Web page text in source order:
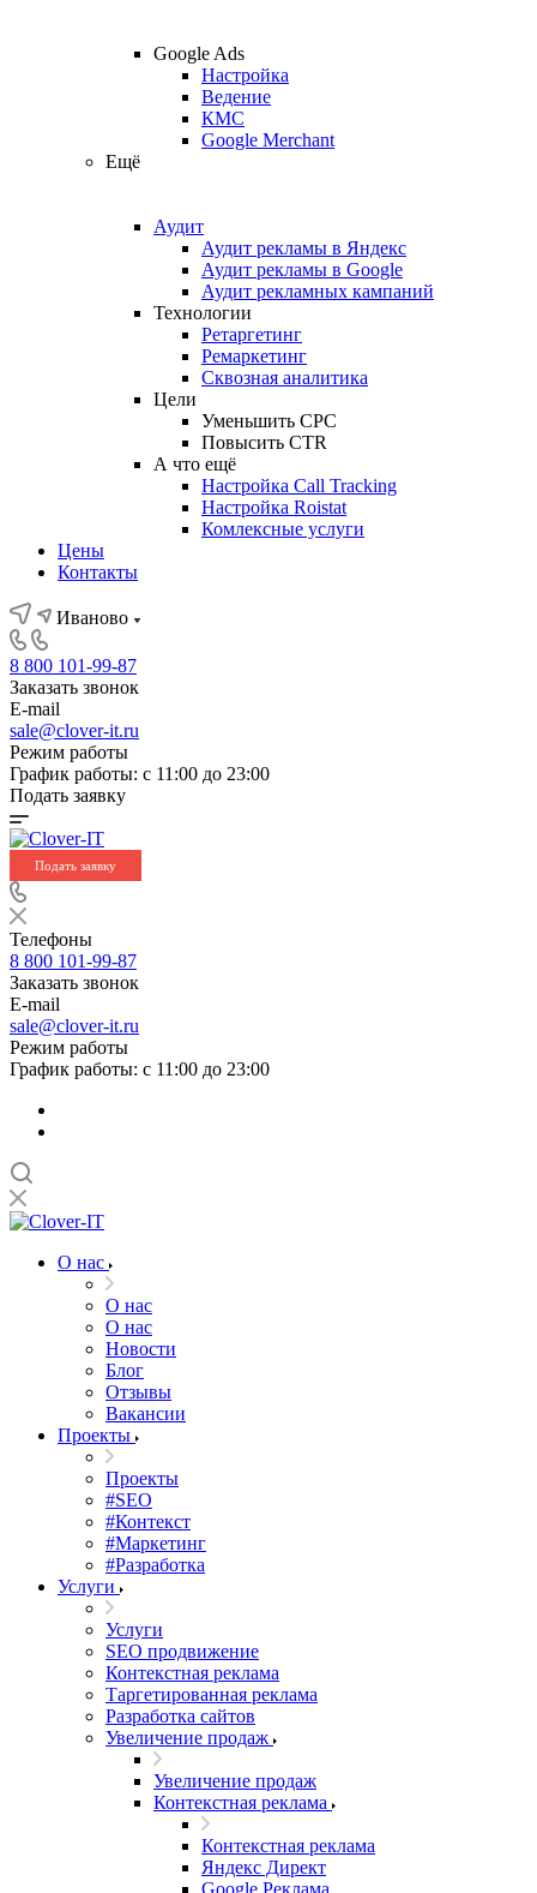
Google Ads
Настройка
Ведение
КМС
Google Merchant
Ещё
Аудит
Аудит рекламы в Яндекс
Аудит рекламы в Google
Аудит рекламных кампаний
Технологии
Ретаргетинг
Ремаркетинг
Сквозная аналитика
Цели
Уменьшить CPC
Повысить CTR
А что ещё
Настройка Call Tracking
Настройка Roistat
Комлексные услуги
Цены
Контакты
Иваново
8 800 101-99-87
Заказать звонок
E-mail
sale@clover-it.ru
Режим работы
График работы: с 11:00 до 23:00
Подать заявку
Подать заявку
Телефоны
8 800 101-99-87
Заказать звонок
E-mail
sale@clover-it.ru
Режим работы
График работы: с 11:00 до 23:00
О нас
О нас
О нас
Новости
Блог
Отзывы
Вакансии
Проекты
Проекты
#SEO
#Контекст
#Маркетинг
#Разработка
Услуги
Услуги
SEO продвижение
Контекстная реклама
Таргетированная реклама
Разработка сайтов
Увеличение продаж
Увеличение продаж
Контекстная реклама
Контекстная реклама
Яндекс Директ
Google Реклама